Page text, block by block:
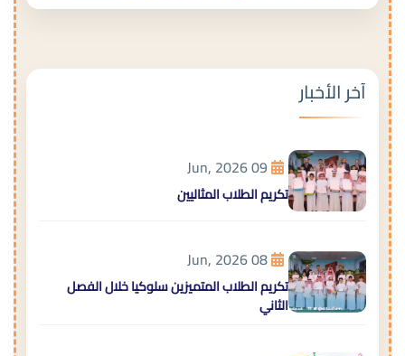
آخر الأخبار
تكريم الطلاب المثاليين
تكريم الطلاب المتميزين سلوكيا خلال الفصل
الثاني